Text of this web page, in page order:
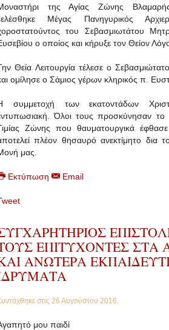
της Αγίας Ζώνης
Μέγας Πανηγυρικός
του Σεβασμιωτάτου
ο οποίος και κήρυξε τον Θείον
Θεία Λειτουργία τέλεσε ο
ομίλησε ο Σάμιος γέρων κληρικός π.
συμμετοχή των εκατοντάδων
Όλοι τους προσκύνησαν το
Ζώνης που θαυματουργικά
πλέον θησαυρό ανεκτίμητο δια
μας.
Εκτύπωση Email
ΕΠΙΤΥΧΟΝΤΕΣ ΣΤΑ
ΑΝΩΤΕΡΑ
στις 26 Αυγούστου 2016.
μου παιδί